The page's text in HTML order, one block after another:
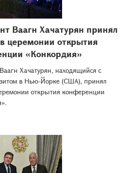
Ваагн Хачатурян принял
церемонии открытия
«Конкордия»
Хачатурян, находящийся с
в Нью-Йорке (США), принял
открытия конференции